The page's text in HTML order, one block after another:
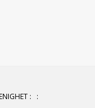
: :